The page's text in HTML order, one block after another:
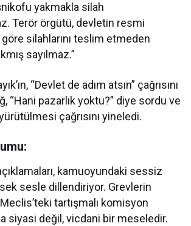
yakmakla silah
Terör örgütü, devletin resmi
silahlarını teslim etmeden
sayılmaz.”
“Devlet de adım atsın” çağrısını
“Hani pazarlık yoktu?” diye sordu ve
çağrısını yineledi.
kamuoyundaki sessiz
sesle dillendiriyor. Grevlerin
Meclis’teki tartışmalı komisyon
siyasi değil, vicdani bir meseledir.